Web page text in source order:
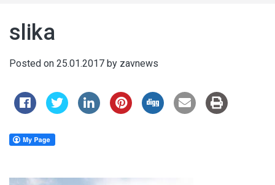
slika
Posted on 25.01.2017 by zavnews